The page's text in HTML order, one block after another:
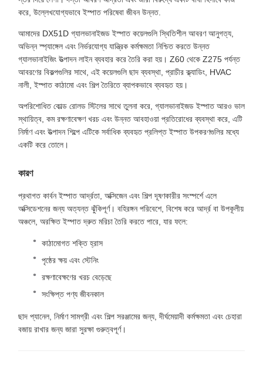
করে, উল্লেখযোগ্যভাবে ইস্পাত পরিষেবা জীবন উন্নত.
আমাদের DX51D গ্যালভানাইজড ইস্পাত কয়েলগুলি স্থিতিশীল আবরণ আনুগত্য,
অভিন্ন স্প্যাঙ্গেল এবং নির্ভরযোগ্য যান্ত্রিক কর্মক্ষমতা নিশ্চিত করতে উন্নত
গ্যালভানাইজিং উত্পাদন লাইন ব্যবহার করে তৈরি করা হয়। Z60 থেকে Z275 পর্যন্ত
আবরণের বিকল্পগুলির সাথে, এই কয়েলগুলি ছাদ ব্যবস্থা, প্রাচীর ক্ল্যাডিং, HVAC
নালী, ইস্পাত কাঠামো এবং শিল্প তৈরিতে ব্যাপকভাবে ব্যবহৃত হয়।
অপরিশোধিত কোল্ড রোলড স্টিলের সাথে তুলনা করে, গ্যালভানাইজড ইস্পাত আরও ভাল
স্থায়িত্ব, কম রক্ষণাবেক্ষণ খরচ এবং উন্নত আবহাওয়া প্রতিরোধের ব্যবস্থা করে, এটি
নির্মাণ এবং উত্পাদন শিল্পে এটিকে সর্বাধিক ব্যবহৃত প্রলিপ্ত ইস্পাত উপকরণগুলির মধ্যে
একটি করে তোলে।
কারণ
প্রথাগত কার্বন ইস্পাত আর্দ্রতা, অক্সিজেন এবং শিল্প দূষণকারীর সংস্পর্শে এলে
অক্সিডেশনের জন্য অত্যন্ত ঝুঁকিপূর্ণ। বহিরঙ্গন পরিবেশে, বিশেষ করে আর্দ্র বা উপকূলীয়
অঞ্চলে, অরক্ষিত ইস্পাত দ্রুত মরিচা তৈরি করতে পারে, যার ফলে:
কাঠামোগত শক্তি হ্রাস
পৃষ্ঠের ক্ষয় এবং স্টেনিং
রক্ষণাবেক্ষণের খরচ বেড়েছে
সংক্ষিপ্ত পণ্য জীবনকাল
ছাদ প্যানেল, নির্মাণ সামগ্রী এবং শিল্প সরঞ্জামের জন্য, দীর্ঘমেয়াদী কর্মক্ষমতা এবং চেহারা
বজায় রাখার জন্য জারা সুরক্ষা গুরুত্বপূর্ণ।